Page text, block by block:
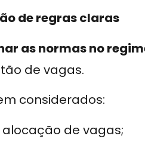
de regras claras
as normas no
de vagas.
considerados:
de vagas;